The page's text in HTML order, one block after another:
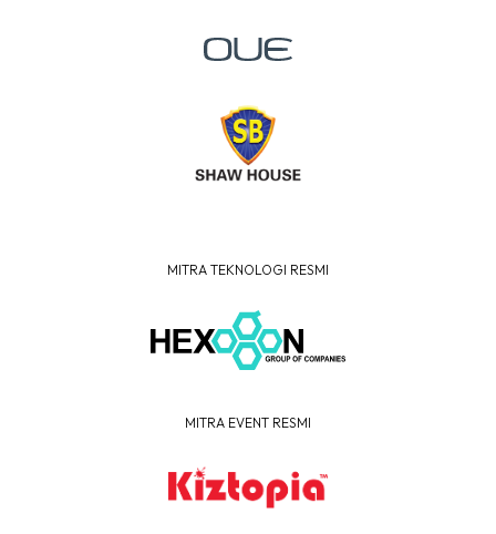
MITRA TEKNOLOGI RESMI
MITRA EVENT RESMI